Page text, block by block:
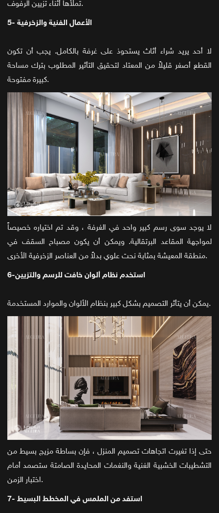
تملأها أثناء تزيين الرفوف.
5- الأعمال الفنية والزخرفية
لا أحد يريد شراء أثاث يستحوذ على غرفة بالكامل. يجب أن تكون
القطع أصغر قليلاً من المعتاد لتحقيق التأثير المطلوب بترك مساحة
كبيرة مفتوحة.
لا يوجد سوى رسم كبير واحد في الغرفة ، وقد تم اختياره خصيصاً
لمواجهة المقاعد البرتقالية. ويمكن أن يكون مصباح السقف في
منطقة المعيشة بمثابة نحت علوي بدلاً من العناصر الزخرفية الأخرى.
6-استخدم نظام ألوان خافت للرسم والتزيين
يمكن أن يتأثر التصميم بشكل كبير بنظام الألوان والموارد المستخدمة.
حتى إذا تغيرت اتجاهات تصميم المنزل ، فإن بساطة مزيج بسيط من
التشطيبات الخشبية الغنية والنغمات المحايدة الصامتة ستصمد أمام
اختبار الزمن.
7- استفد من الملمس في المخطط البسيط